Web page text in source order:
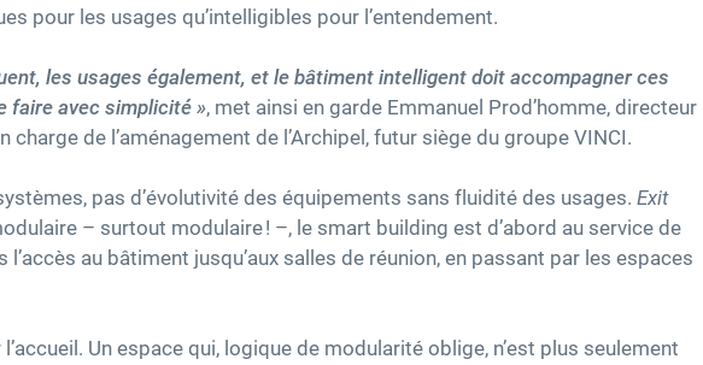
pour les usages qu’intelligibles pour l’entendement.
les usages également, et le bâtiment intelligent doit accompagner ces
faire avec simplicité », met ainsi en garde Emmanuel Prod’homme, directeur
charge de l’aménagement de l’Archipel, futur siège du groupe VINCI.
pas d’évolutivité des équipements sans fluidité des usages. Exit
– surtout modulaire ! –, le smart building est d’abord au service de
l’accès au bâtiment jusqu’aux salles de réunion, en passant par les espaces
Un espace qui, logique de modularité oblige, n’est plus seulement